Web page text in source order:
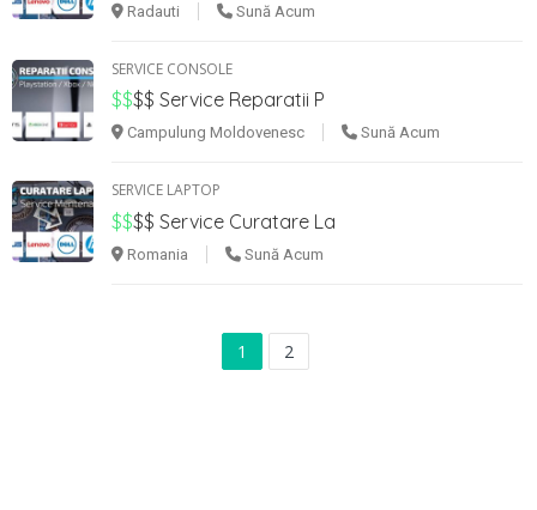
Radauti Sună Acum
SERVICE CONSOLE
$$$$ Service Reparatii P
Campulung Moldovenesc Sună Acum
SERVICE LAPTOP
$$$$ Service Curatare La
Romania Sună Acum
1 2